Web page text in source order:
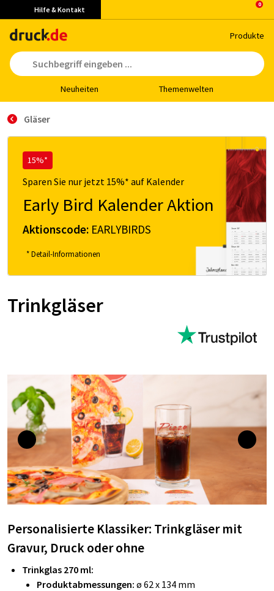
Hilfe & Kontakt
Pro­duk­te
Neu­hei­ten The­men­wel­ten
Gläser
15%*
Sparen Sie nur jetzt 15%* auf Kalender
Early Bird Kalender Aktion
Aktionscode: EARLYBIRDS
* Detail-Informationen
Trinkgläser
Personalisierte Klassiker: Trinkgläser mit
Gravur, Druck oder ohne
Trinkglas 270 ml:
Produktabmessungen: ø 62 x 134 mm